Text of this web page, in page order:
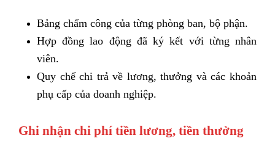
Bảng chấm công của từng phòng ban, bộ phận.
Hợp đồng lao động đã ký kết với từng nhân
viên.
Quy chế chi trả về lương, thưởng và các khoản
phụ cấp của doanh nghiệp.
Ghi nhận chi phí tiền lương, tiền thưởng